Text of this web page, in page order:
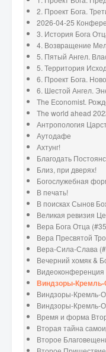
2. Проект Бога.
2026-04-25
3. История Бога
4. Возвращение
5. Пятый Ангел.
5. Территория
6. Проект Бога.
6. Шестой Ангел.
The Economist.
The world ahead
Антропология
Аутодафе
Ахтунг!
Благодать
Близ, при дверях!
Богослужебная
В печать!
В поисках Сынов
Великая ревизия
Вера Бога Отца
Вера Пресвятой
Вера-Сила-Слава
Вечерний хомяк &
Видеоконференция
Виндзоры-Кремль-
Виндзоры-Кремль-
Виндзоры-Кремль-
Время и форма
Вторая тайна
Второе